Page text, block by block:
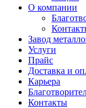
О компании
Завод
Услуги
Прайс
Доставка и
Карьера
Контакты